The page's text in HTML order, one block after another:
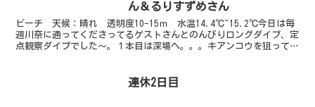
ん＆るりすずめさん
ビーチ 天候：晴れ 透明度10-15ｍ 水温14.4℃~15.2℃今日は毎
週川奈に通ってくださってるゲストさんとのんびりロングダイブ、定
点観察ダイブでした～。１本目は深場へ。。。キアンコウを狙ってい
連休2日目